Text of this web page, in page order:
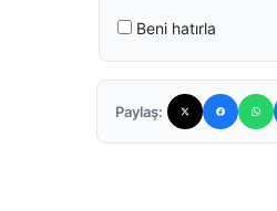
Beni hatırla
Paylaş: